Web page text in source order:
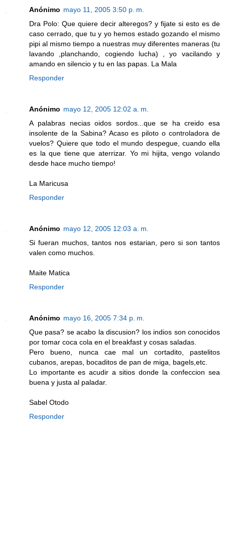
Anónimo mayo 11, 2005 3:50 p. m.
Dra Polo: Que quiere decir alteregos? y fijate si esto es de
caso cerrado, que tu y yo hemos estado gozando el mismo
pipi al mismo tiempo a nuestras muy diferentes maneras (tu
lavando ,planchando, cogiendo lucha) , yo vacilando y
amando en silencio y tu en las papas. La Mala
Responder
Anónimo mayo 12, 2005 12:02 a. m.
A palabras necias oidos sordos...que se ha creido esa
insolente de la Sabina? Acaso es piloto o controladora de
vuelos? Quiere que todo el mundo despegue, cuando ella
es la que tiene que aterrizar. Yo mi hijita, vengo volando
desde hace mucho tiempo!
La Maricusa
Responder
Anónimo mayo 12, 2005 12:03 a. m.
Si fueran muchos, tantos nos estarian, pero si son tantos
valen como muchos.
Maite Matica
Responder
Anónimo mayo 16, 2005 7:34 p. m.
Que pasa? se acabo la discusion? los indios son conocidos
por tomar coca cola en el breakfast y cosas saladas.
Pero bueno, nunca cae mal un cortadito, pastelitos
cubanos, arepas, bocaditos de pan de miga, bagels,etc.
Lo importante es acudir a sitios donde la confeccion sea
buena y justa al paladar.
Sabel Otodo
Responder